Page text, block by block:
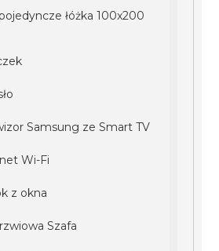
łóżka 100x200
Samsung ze Smart TV
Wi-Fi
z okna
Szafa